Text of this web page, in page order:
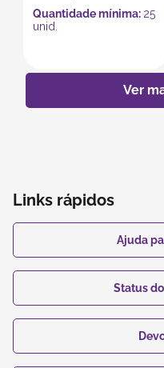
Quantidade mínima: 25
unid.
Links rápidos
Ajuda
Status